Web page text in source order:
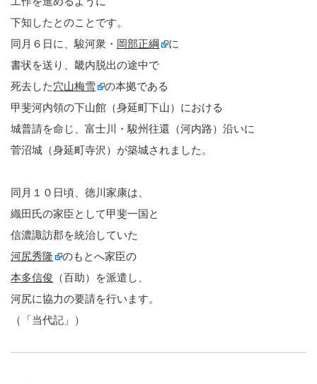
下知したとのことです。
同月６日に、駿河衆・ 岡部正綱
に
書状を送り、畿内脱出の途中で
死去した穴山梅雪
の本拠である
甲斐河内領の下山館（身延町下山）における
城普請を命じ、富士川・駿州往還（河内路）沿いに
菅沼城（身延町寺沢）が築城されました。
同月１０日頃、徳川家康は、
織田氏の家臣として甲斐一国と
信濃諏訪郡を統治していた
河尻秀隆
のもとへ家臣の
本多信俊 （百助）を派遣し、
河尻に協力の要請を行います。
（「当代記」）